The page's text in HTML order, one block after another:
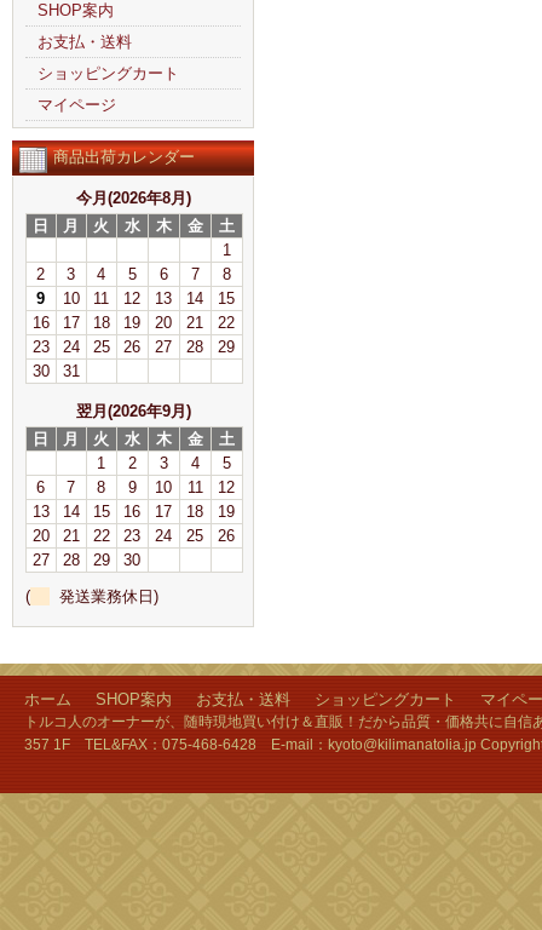
SHOP案内
お支払・送料
ショッピングカート
マイページ
商品出荷カレンダー
今月(2026年8月)
日
月 火 水 木 金
土
1
2
3 4 5 6 7
8
9
10 11 12 13 14
15
16
17 18 19 20 21
22
23
24 25 26 27 28
29
30
31
翌月(2026年9月)
日
月 火 水 木 金
土
1
2 3 4
5
6
7 8 9 10 11
12
13
14 15 16 17 18
19
20
21 22 23 24 25
26
27
28 29
30
(
発送業務休日)
ホーム SHOP案内 お支払・送料 ショッピングカート マイペ
トルコ人のオーナーが、随時現地買い付け＆直販！だから品質・価格共に自
357 1F TEL&FAX：075-468-6428 E-mail：kyoto@kilimanatolia.jp